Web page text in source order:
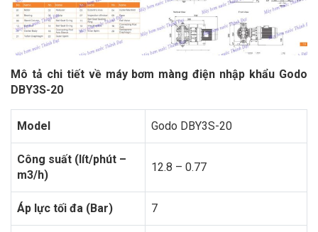
Mô tả chi tiết về máy bơm màng điện nhập khẩu Godo
DBY3S-20
Model Godo DBY3S-20
Công suất (lít/phút –
m3/h)
12.8 – 0.77
Áp lực tối đa (Bar) 7